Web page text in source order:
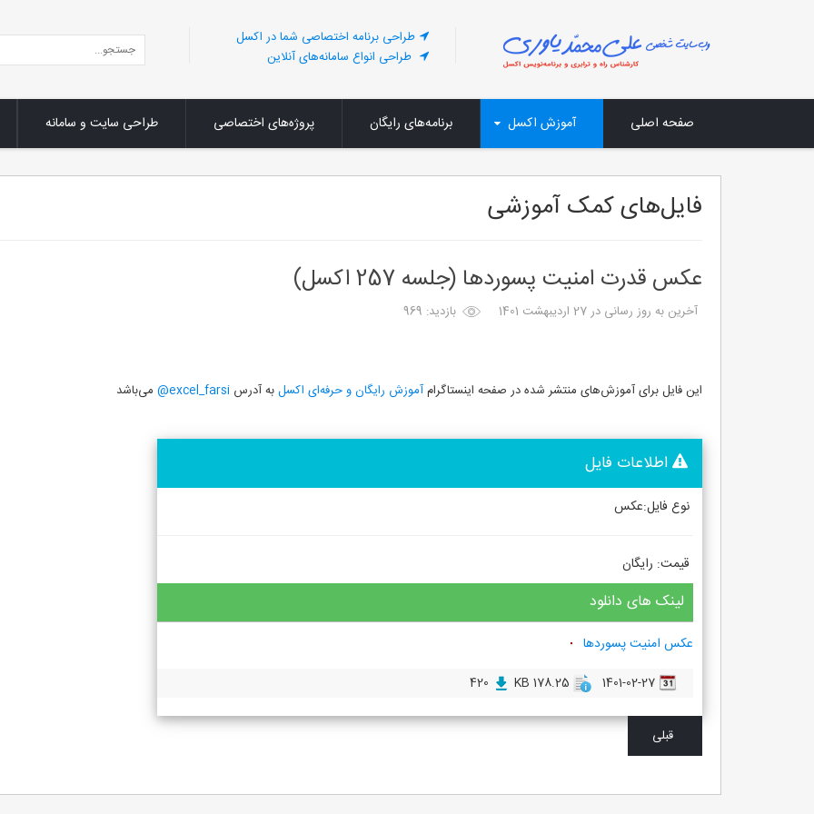
طراحی برنامه اختصاصی شما در اکسل
طراحی انواع سامانه‌های آنلاین
صفحه اصلی آموزش اکسل برنامه‌های رایگان پروژه‌های اختصاصی طراحی سایت و سامانه
فایل‌های کمک آموزشی
عکس قدرت امنیت پسوردها (جلسه 257 اکسل)
آخرین به روز رسانی در 27 ارديبهشت 1401 بازدید: 969
این فایل برای آموزش‌های منتشر شده در صفحه اینستاگرامآموزش رایگان و حرفه‌ای اکسلبه آدرس excel_farsi@ می‌باشد
اطلاعات فایل
نوع فایل:عکس
قیمت: رایگان
لینک های دانلود
عکس امنیت پسوردها
قبلی